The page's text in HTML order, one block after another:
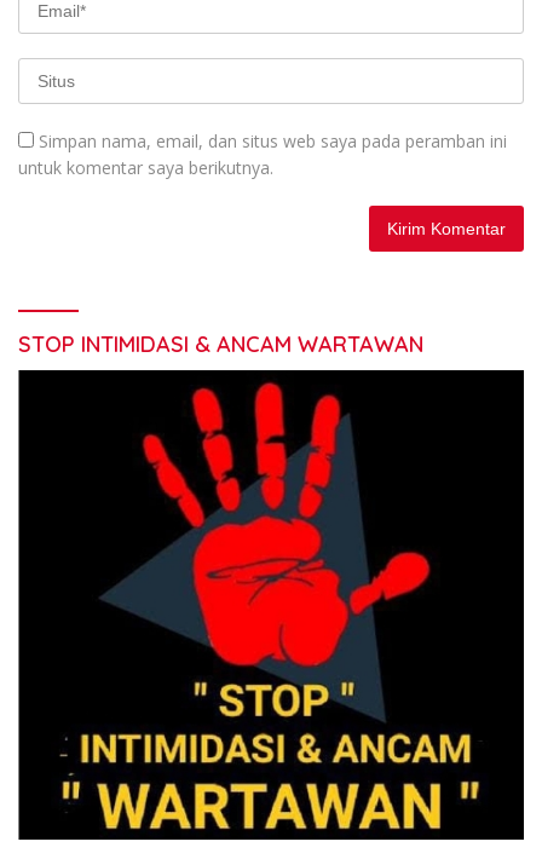
Simpan nama, email, dan situs web saya pada peramban ini
untuk komentar saya berikutnya.
STOP INTIMIDASI & ANCAM WARTAWAN